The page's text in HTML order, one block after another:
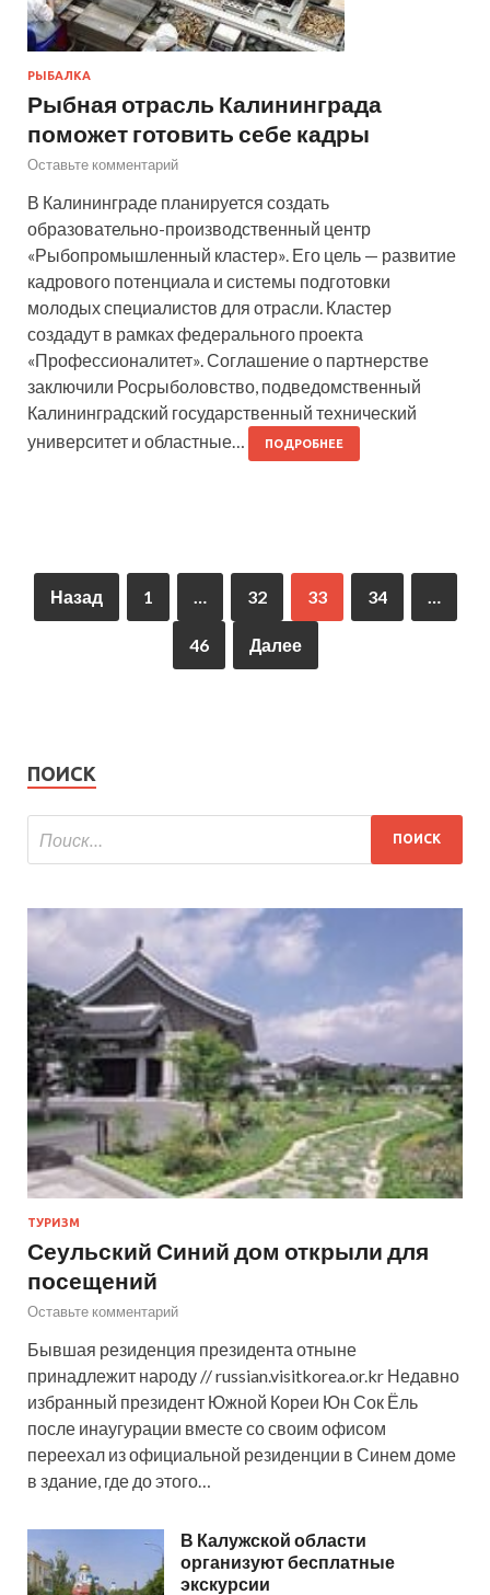
РЫБАЛКА
Рыбная отрасль Калининграда
поможет готовить себе кадры
Оставьте комментарий
В Калининграде планируется создать
образовательно-производственный центр
«Рыбопромышленный кластер». Его цель — развитие
кадрового потенциала и системы подготовки
молодых специалистов для отрасли. Кластер
создадут в рамках федерального проекта
«Профессионалитет». Соглашение о партнерстве
заключили Росрыболовство, подведомственный
Калининградский государственный технический
университет и областные…
ПОДРОБНЕЕ
Назад 1 32 33 34
46 Далее
ПОИСК
ТУРИЗМ
Сеульский Синий дом открыли для
посещений
Оставьте комментарий
Бывшая резиденция президента отныне
принадлежит народу // russian.visitkorea.or.kr Недавно
избранный президент Южной Кореи Юн Сок Ёль
после инаугурации вместе со своим офисом
переехал из официальной резиденции в Синем доме
в здание, где до этого…
В Калужской области
организуют бесплатные
экскурсии